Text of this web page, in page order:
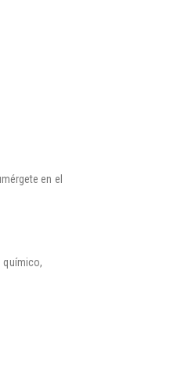
en el
químico,